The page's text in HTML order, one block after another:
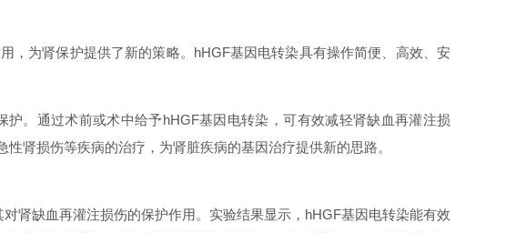
，为肾保护提供了新的策略。hHGF基因电转染具有操作简便、高效、安
。通过术前或术中给予hHGF基因电转染，可有效减轻肾缺血再灌注损
肾损伤等疾病的治疗，为肾脏疾病的基因治疗提供新的思路。
肾缺血再灌注损伤的保护作用。实验结果显示，hHGF基因电转染能有效